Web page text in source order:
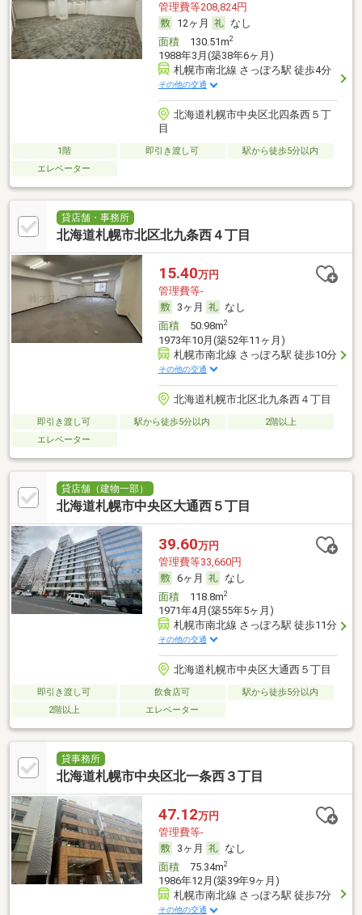
管理費等208,824円
12ヶ月
なし
面積130.51m2
1988年3月(築38年6ヶ月)
札幌市南北線 さっぽろ駅 徒歩4分
その他の交通
北海道札幌市中央区北四条西５丁
目
1階 即引き渡し可
駅から徒歩5分以内
エレベーター
貸店舗・事務所
北海道札幌市北区北九条西４丁目
15.40万円
管理費等-
3ヶ月
なし
面積50.98m2
1973年10月(築52年11ヶ月)
札幌市南北線 さっぽろ駅 徒歩10分
その他の交通
北海道札幌市北区北九条西４丁目
即引き渡し可 駅から徒歩5分以内
2階以上
エレベーター
貸店舗（建物一部）
北海道札幌市中央区大通西５丁目
39.60万円
管理費等33,660円
6ヶ月
なし
面積118.8m2
1971年4月(築55年5ヶ月)
札幌市南北線 さっぽろ駅 徒歩11分
その他の交通
北海道札幌市中央区大通西５丁目
即引き渡し可 飲食店可
駅から徒歩5分以内
2階以上
エレベーター
貸事務所
北海道札幌市中央区北一条西３丁目
47.12万円
管理費等-
3ヶ月
なし
面積75.34m2
1986年12月(築39年9ヶ月)
札幌市南北線 さっぽろ駅 徒歩7分
その他の交通